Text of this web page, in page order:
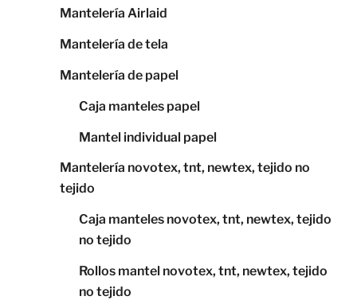
Mantelería Airlaid
Mantelería de tela
Mantelería de papel
Caja manteles papel
Mantel individual papel
Mantelería novotex, tnt, newtex, tejido no
tejido
Caja manteles novotex, tnt, newtex, tejido
no tejido
Rollos mantel novotex, tnt, newtex, tejido
no tejido